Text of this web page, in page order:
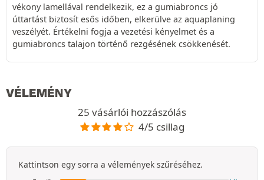
vékony lamellával rendelkezik, ez a gumiabroncs jó
úttartást biztosít esős időben, elkerülve az aquaplaning
veszélyét. Értékelni fogja a vezetési kényelmet és a
gumiabroncs talajon történő rezgésének csökkenését.
VÉLEMÉNY
25 vásárlói hozzászólás
4/5 csillag
Kattintson egy sorra a vélemények szűréséhez.